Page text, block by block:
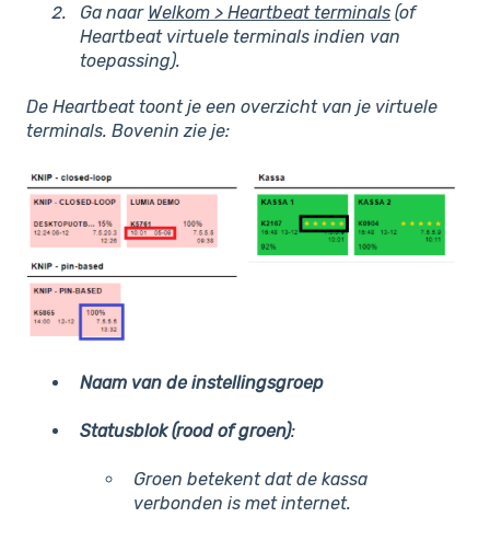
Ga naar Welkom > Heartbeat terminals (of
Heartbeat virtuele terminals indien van
toepassing).
De Heartbeat toont je een overzicht van je virtuele
terminals. Bovenin zie je:
Naam van de instellingsgroep
Statusblok (rood of groen):
Groen betekent dat de kassa
verbonden is met internet.